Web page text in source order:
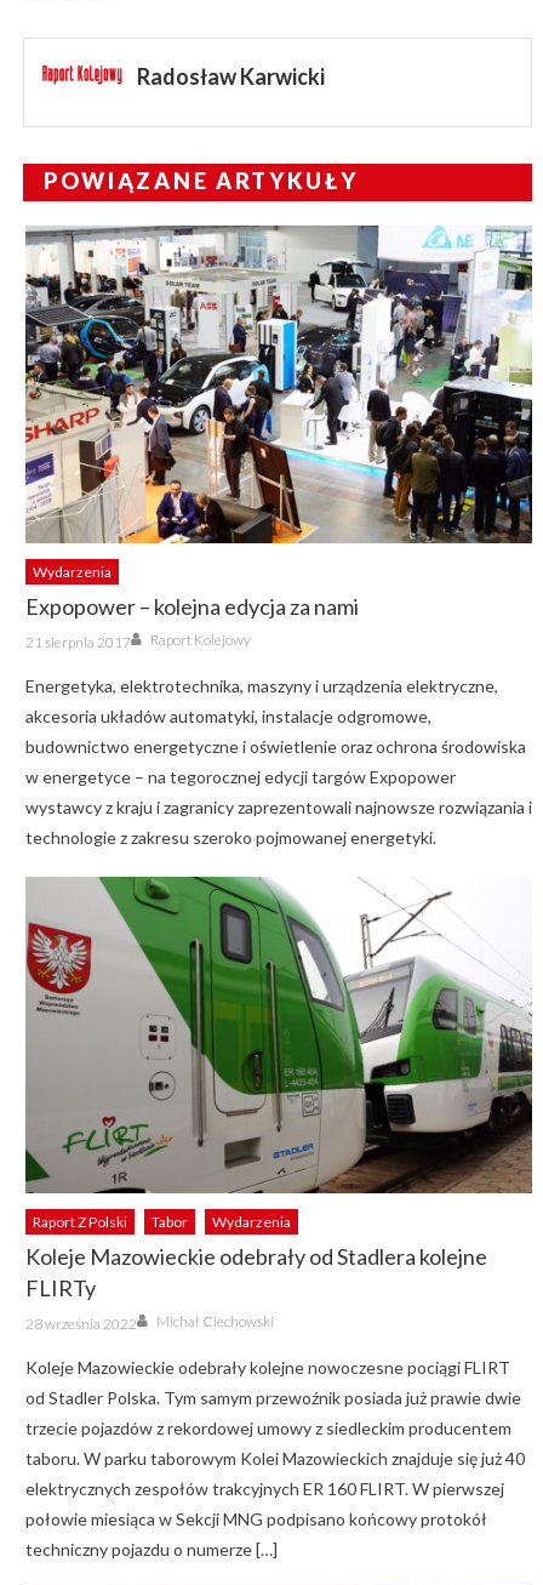
Radosław Karwicki
POWIĄZANE ARTYKUŁY
Wydarzenia
Expopower – kolejna edycja za nami
Posted
on
21 sierpnia 2017 Author
Raport Kolejowy
Energetyka, elektrotechnika, maszyny i urządzenia elektryczne,
akcesoria układów automatyki, instalacje odgromowe,
budownictwo energetyczne i oświetlenie oraz ochrona środowiska
w energetyce – na tegorocznej edycji targów Expopower
wystawcy z kraju i zagranicy zaprezentowali najnowsze rozwiązania i
technologie z zakresu szeroko pojmowanej energetyki.
Raport Z Polski Tabor Wydarzenia
Koleje Mazowieckie odebrały od Stadlera kolejne
FLIRTy
Posted
on
28 września 2022 Author
Michał Ciechowski
Koleje Mazowieckie odebrały kolejne nowoczesne pociągi FLIRT
od Stadler Polska. Tym samym przewoźnik posiada już prawie dwie
trzecie pojazdów z rekordowej umowy z siedleckim producentem
taboru. W parku taborowym Kolei Mazowieckich znajduje się już 40
elektrycznych zespołów trakcyjnych ER 160 FLIRT. W pierwszej
połowie miesiąca w Sekcji MNG podpisano końcowy protokół
techniczny pojazdu o numerze […]